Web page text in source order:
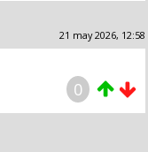
21 may 2026, 12:58
0